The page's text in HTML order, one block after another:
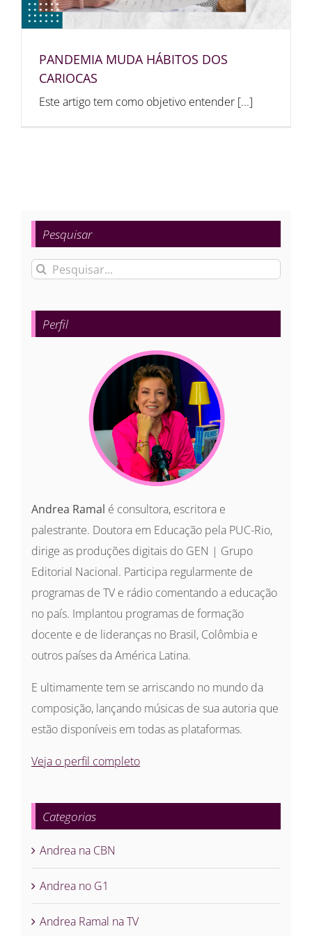
PANDEMIA MUDA HÁBITOS DOS
CARIOCAS
Este artigo tem como objetivo entender [...]
Pesquisar
Buscar
para:
Perfil
Andrea Ramal é consultora, escritora e
palestrante. Doutora em Educação pela PUC-Rio,
dirige as produções digitais do GEN | Grupo
Editorial Nacional. Participa regularmente de
programas de TV e rádio comentando a educação
no país. Implantou programas de formação
docente e de lideranças no Brasil, Colômbia e
outros países da América Latina.
E ultimamente tem se arriscando no mundo da
composição, lançando músicas de sua autoria que
estão disponíveis em todas as plataformas.
Veja o perfil completo
Categorias
Andrea na CBN
Andrea no G1
Andrea Ramal na TV